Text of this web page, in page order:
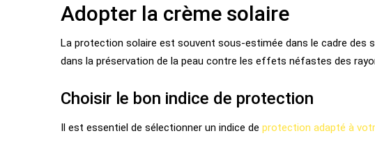
Adopter la crème solaire
La protection solaire est souvent sous-estimée dans le cadre des
dans la préservation de la peau contre les effets néfastes des
Choisir le bon indice de protection
Il est essentiel de sélectionner un indice de protection adapté à